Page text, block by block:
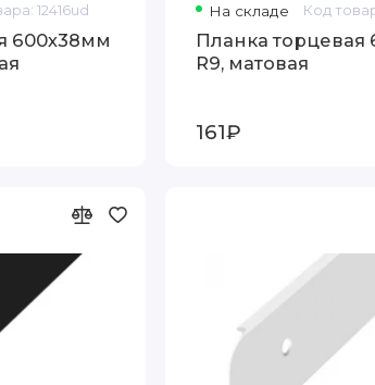
12416ud
600х38мм
На складе Код
Планка торцевая
R9, матовая
161₽